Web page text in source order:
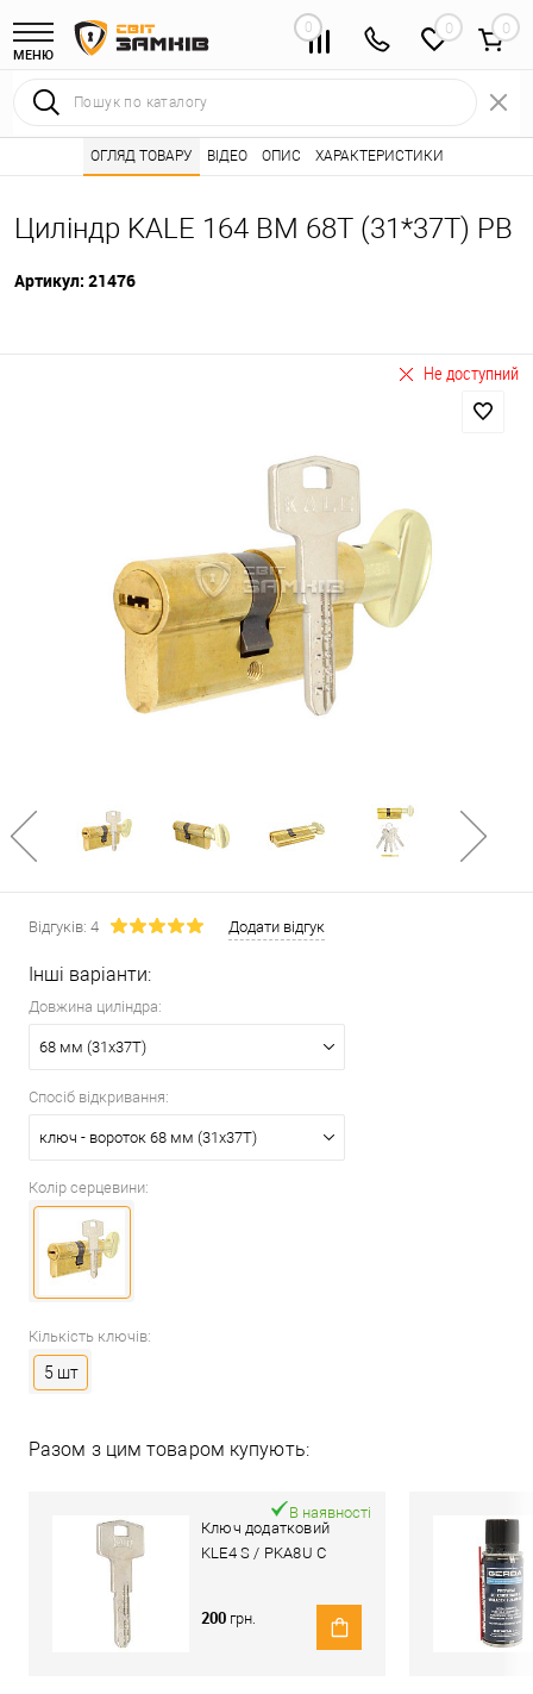
МЕНЮ
0 0
Інтернет магазин замків • Каталог товарів ⭐ • Серцевини
Циліндр KALE 164 BM 68T (31*37T) PB
Артикул: 21476
ОГЛЯД ТОВАРУ ВІДЕО ОПИС ХАРАКТЕРИСТИКИ
Відгуків: 4 Додати відгук
Інші варіанти:
Довжина циліндра:
68 мм (31x37T)
Спосіб відкривання:
ключ - вороток 68 мм (31x37T)
Колір серцевини:
Кількість ключів:
5 шт
Разом з цим товаром купують:
Ключ додатковий
KLE4 S / PKA8U C
В наявності
200 грн.
Не доступний